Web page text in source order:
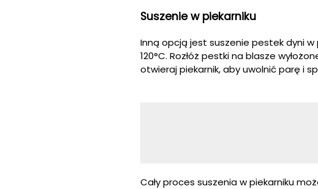
Suszenie w piekarniku
Inną opcją jest suszenie pestek dyni w
120°C. Rozłóż pestki na blasze
otwieraj piekarnik, aby uwolnić parę i
Cały proces suszenia w piekarniku